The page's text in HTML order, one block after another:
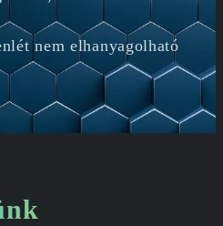
nem elhanyagolható